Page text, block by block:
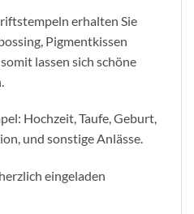
erhalten Sie
Pigmentkissen
lassen sich schöne
Hochzeit, Taufe, Geburt,
und sonstige Anlässe.
eingeladen